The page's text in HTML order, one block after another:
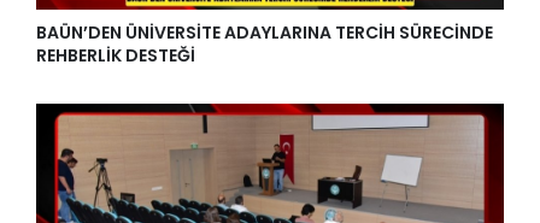
BAÜN’DEN ÜNİVERSİTE ADAYLARINA TERCİH SÜRECİNDE
REHBERLİK DESTEĞİ